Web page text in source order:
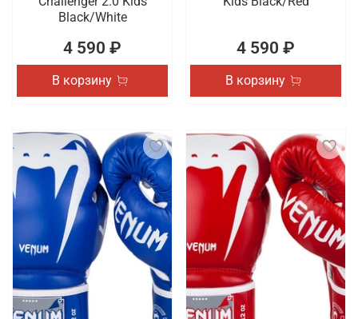
Black/White
4 590 ₽
В корзину
4 590 ₽
В корзину